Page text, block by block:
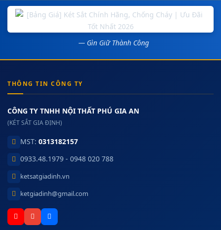
— Gìn Giữ Thành Công
THÔNG TIN CÔNG TY
CÔNG TY TNHH NỘI THẤT PHÚ GIA AN
(KÉT SẮT GIA ĐỊNH)
MST: 0313182157
0933.48.1979 - 0948 020 788
ketsatgiadinh.vn
ketgiadinh@gmail.com